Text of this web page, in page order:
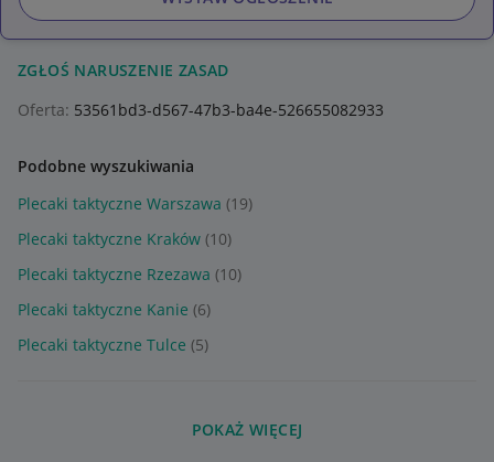
ZGŁOŚ NARUSZENIE ZASAD
Oferta: 53561bd3-d567-47b3-ba4e-526655082933
Podobne wyszukiwania
Plecaki taktyczne Warszawa (19)
Plecaki taktyczne Kraków (10)
Plecaki taktyczne Rzezawa (10)
Plecaki taktyczne Kanie (6)
Plecaki taktyczne Tulce (5)
POKAŻ WIĘCEJ